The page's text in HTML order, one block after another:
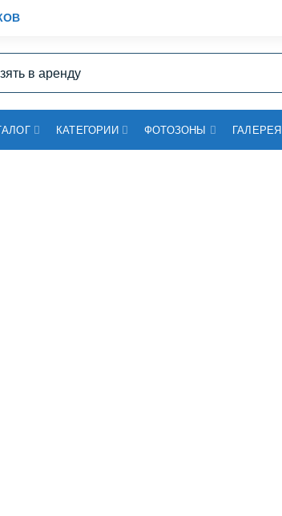
КАТЕГОРИИ ФОТОЗОНЫ ГАЛЕРЕЯ